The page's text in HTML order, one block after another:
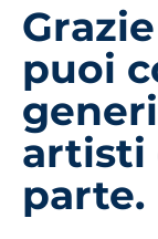
puoi
artisti
parte.